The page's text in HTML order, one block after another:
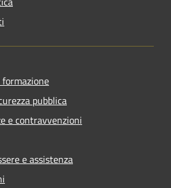
formazione
pubblica
e contravvenzioni
e assistenza